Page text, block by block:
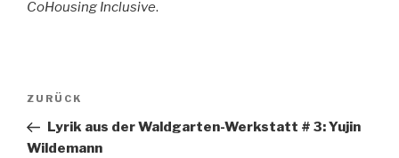
CoHousing Inclusive.
Beitragsnavigation
Vorheriger
Beitrag
ZURÜCK
Lyrik aus der Waldgarten-Werkstatt # 3: Yujin
Wildemann